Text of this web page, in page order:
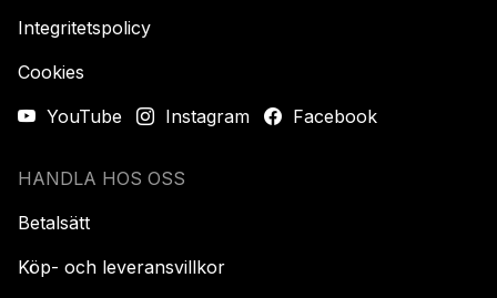
Integritetspolicy
Cookies
YouTube
Instagram Facebook
HANDLA HOS OSS
Betalsätt
Köp- och leveransvillkor